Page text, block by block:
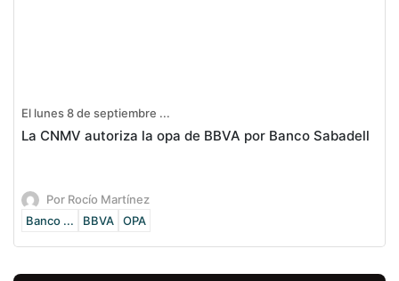
El lunes 8 de septiembre ...
La CNMV autoriza la opa de BBVA por Banco Sabadell
Por Rocío Martínez
Banco ...
BBVA OPA